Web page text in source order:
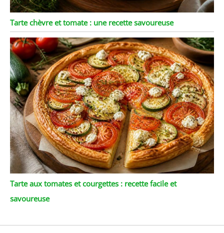
Tarte chèvre et tomate : une recette savoureuse
Tarte aux tomates et courgettes : recette facile et
savoureuse